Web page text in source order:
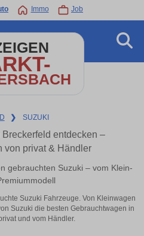
Immo Job
❯ SUZUKI
entdecken –
von privat & Händler
gebrauchten Suzuki – vom Klein-
Suzuki Fahrzeuge. Von Kleinwagen
Suzuki die besten Gebrauchtwagen in
und vom Händler.